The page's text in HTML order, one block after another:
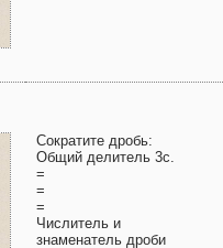
Сократите дробь:
Общий делитель 3с.
=
=
=
Числитель и
знаменатель дроби